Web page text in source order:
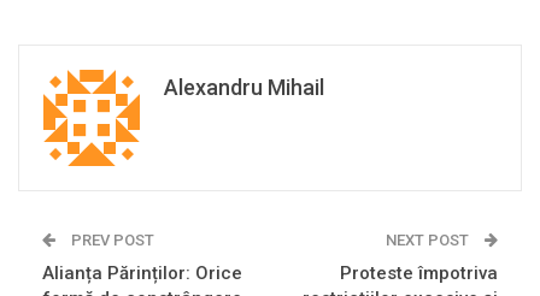
Alexandru Mihail
PREV POST
Alianța Părinților: Orice
NEXT POST
Proteste împotriva